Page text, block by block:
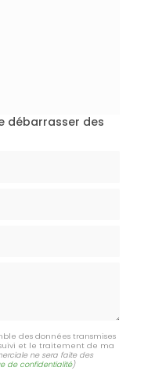
débarrasser des
des données transmises
et le traitement de ma
ne sera faite des
de confidentialité)